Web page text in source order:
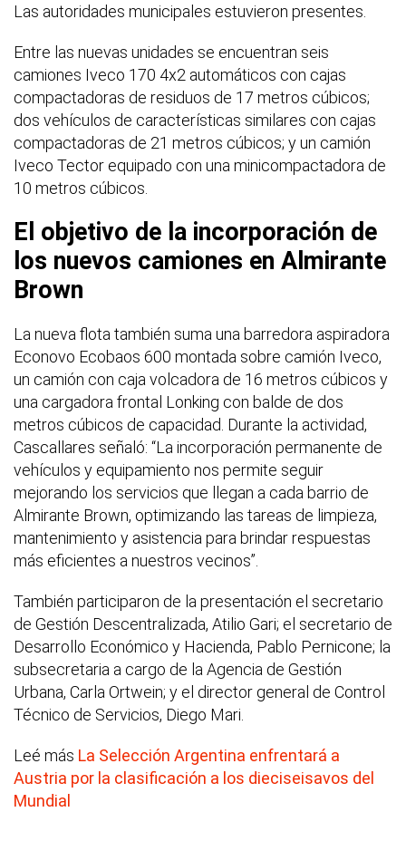
Las autoridades municipales estuvieron presentes.
Entre las nuevas unidades se encuentran seis
camiones Iveco 170 4x2 automáticos con cajas
compactadoras de residuos de 17 metros cúbicos;
dos vehículos de características similares con cajas
compactadoras de 21 metros cúbicos; y un camión
Iveco Tector equipado con una minicompactadora de
10 metros cúbicos.
El objetivo de la incorporación de
los nuevos camiones en Almirante
Brown
La nueva flota también suma una barredora aspiradora
Econovo Ecobaos 600 montada sobre camión Iveco,
un camión con caja volcadora de 16 metros cúbicos y
una cargadora frontal Lonking con balde de dos
metros cúbicos de capacidad. Durante la actividad,
Cascallares señaló: “La incorporación permanente de
vehículos y equipamiento nos permite seguir
mejorando los servicios que llegan a cada barrio de
Almirante Brown, optimizando las tareas de limpieza,
mantenimiento y asistencia para brindar respuestas
más eficientes a nuestros vecinos”.
También participaron de la presentación el secretario
de Gestión Descentralizada, Atilio Gari; el secretario de
Desarrollo Económico y Hacienda, Pablo Pernicone; la
subsecretaria a cargo de la Agencia de Gestión
Urbana, Carla Ortwein; y el director general de Control
Técnico de Servicios, Diego Mari.
Leé más La Selección Argentina enfrentará a
Austria por la clasificación a los dieciseisavos del
Mundial